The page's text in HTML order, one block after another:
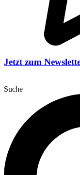
Jetzt zum
Suche